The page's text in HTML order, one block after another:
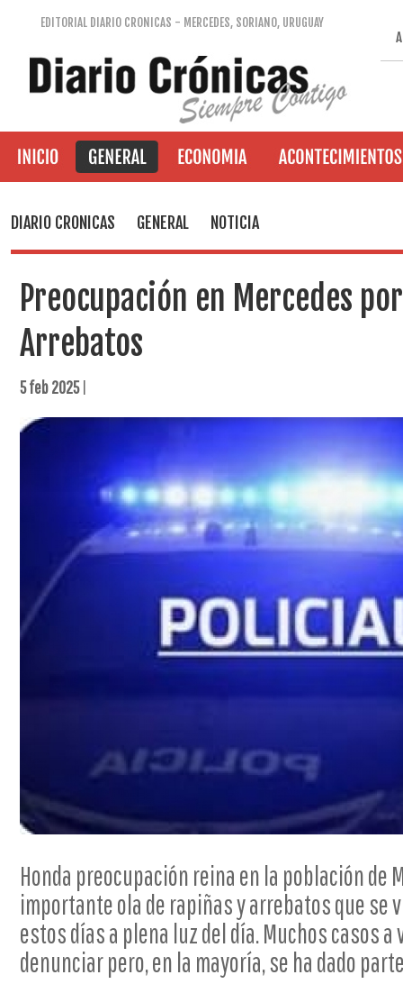
EDITORIAL DIARIO CRONICAS - MERCEDES, SORIANO, URUGUAY
DIARIO CRONICAS GENERAL NOTICIA
Preocupación en Mercedes
Arrebatos
5 feb 2025|
Honda preocupación reina en la población de
importante ola de rapiñas y arrebatos que se
estos días a plena luz del día. Muchos casos a
denunciar pero, en la mayoría, se ha dado